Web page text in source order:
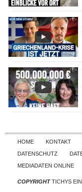
HOME KONTAKT
DATENSCHUTZ
MEDIADATEN ONLINE
COPYRIGHTTICHYS